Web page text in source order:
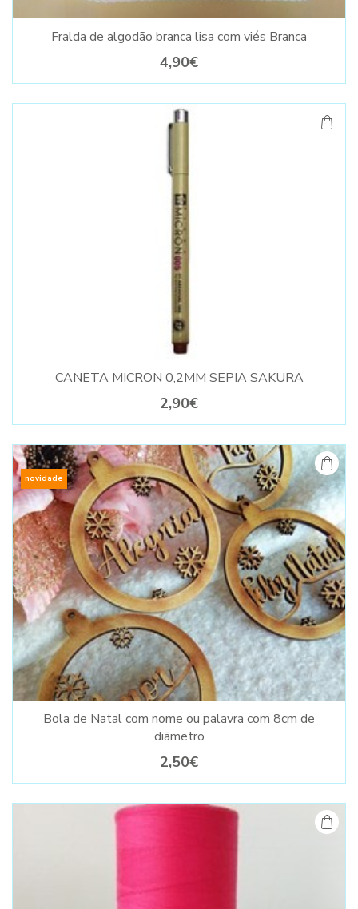
Fralda de algodão branca lisa com viés Branca
4,90€
CANETA MICRON 0,2MM SEPIA SAKURA
2,90€
novidade
Bola de Natal com nome ou palavra com 8cm de
diãmetro
2,50€